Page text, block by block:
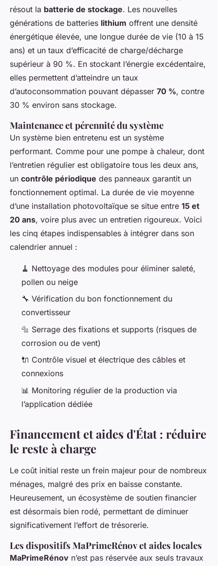
résout la batterie de stockage. Les nouvelles
générations de batteries lithium offrent une densité
énergétique élevée, une longue durée de vie (10 à 15
ans) et un taux d’efficacité de charge/décharge
supérieur à 90 %. En stockant l’énergie excédentaire,
elles permettent d’atteindre un taux
d’autoconsommation pouvant dépasser 70 %, contre
30 % environ sans stockage.
Maintenance et pérennité du système
Un système bien entretenu est un système
performant. Comme pour une pompe à chaleur, dont
l’entretien régulier est obligatoire tous les deux ans,
un contrôle périodique des panneaux garantit un
fonctionnement optimal. La durée de vie moyenne
d’une installation photovoltaïque se situe entre 15 et
20 ans, voire plus avec un entretien rigoureux. Voici
les cinq étapes indispensables à intégrer dans son
calendrier annuel :
🧹 Nettoyage des modules pour éliminer saleté,
pollen ou neige
🔧 Vérification du bon fonctionnement du
convertisseur
🔩 Serrage des fixations et supports (risques de
corrosion ou de vent)
🔌 Contrôle visuel et électrique des câbles et
connexions
📊 Monitoring régulier de la production via
l’application dédiée
Financement et aides d'État : réduire
le reste à charge
Le coût initial reste un frein majeur pour de nombreux
ménages, malgré des prix en baisse constante.
Heureusement, un écosystème de soutien financier
est désormais bien rodé, permettant de diminuer
significativement l’effort de trésorerie.
Les dispositifs MaPrimeRénov et aides locales
MaPrimeRénov n’est pas réservée aux seuls travaux